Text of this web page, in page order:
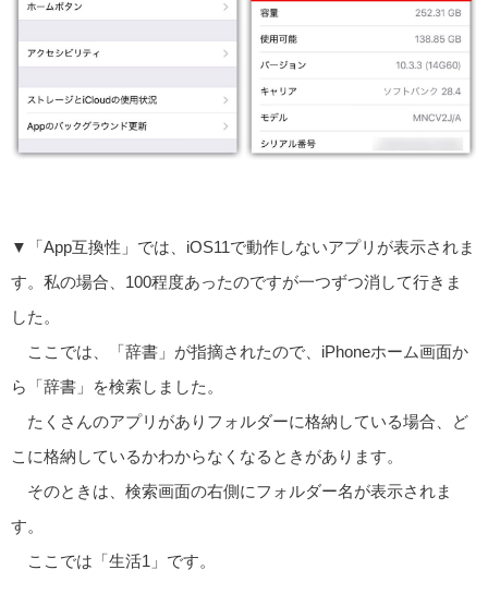
▼「App互換性」では、iOS11で動作しないアプリが表示されま
す。私の場合、100程度あったのですが一つずつ消して行きま
した。
ここでは、「辞書」が指摘されたので、iPhoneホーム画面か
ら「辞書」を検索しました。
たくさんのアプリがありフォルダーに格納している場合、ど
こに格納しているかわからなくなるときがあります。
そのときは、検索画面の右側にフォルダー名が表示されま
す。
ここでは「生活1」です。